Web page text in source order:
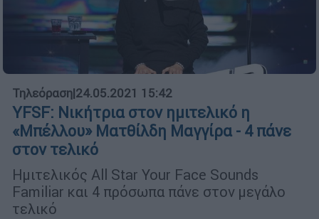
Τηλεόραση|24.05.2021 15:42
YFSF: Νικήτρια στον ημιτελικό η
«Μπέλλου» Ματθίλδη Μαγγίρα - 4 πάνε
στον τελικό
Ημιτελικός All Star Your Face Sounds
Familiar και 4 πρόσωπα πάνε στον μεγάλο
τελικό